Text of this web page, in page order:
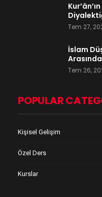
Tem 27,
İslam
Tem 26,
POPULAR
Kişisel Gelişim
Özel Ders
Kurslar